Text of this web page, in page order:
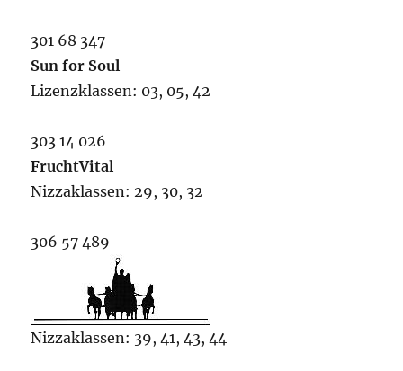
301 68 347
Sun for Soul
Lizenzklassen: 03, 05, 42
303 14 026
FruchtVital
Nizzaklassen: 29, 30, 32
306 57 489
Nizzaklassen: 39, 41, 43, 44